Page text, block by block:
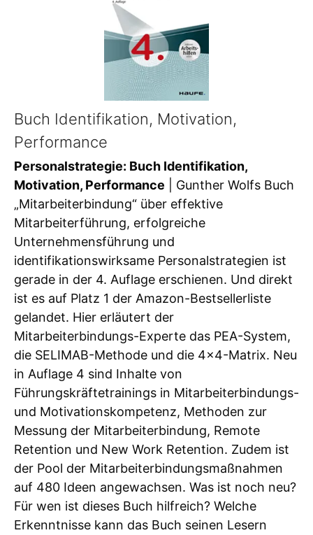
Buch Identifikation, Motivation,
Performance
Personalstrategie: Buch Identifikation,
Motivation, Performance | Gunther Wolfs Buch
„Mitarbeiterbindung“ über effektive
Mitarbeiterführung, erfolgreiche
Unternehmensführung und
identifikationswirksame Personalstrategien ist
gerade in der 4. Auflage erschienen. Und direkt
ist es auf Platz 1 der Amazon-Bestsellerliste
gelandet. Hier erläutert der
Mitarbeiterbindungs-Experte das PEA-System,
die SELIMAB-Methode und die 4×4-Matrix. Neu
in Auflage 4 sind Inhalte von
Führungskräftetrainings in Mitarbeiterbindungs-
und Motivationskompetenz, Methoden zur
Messung der Mitarbeiterbindung, Remote
Retention und New Work Retention. Zudem ist
der Pool der Mitarbeiterbindungsmaßnahmen
auf 480 Ideen angewachsen. Was ist noch neu?
Für wen ist dieses Buch hilfreich? Welche
Erkenntnisse kann das Buch seinen Lesern